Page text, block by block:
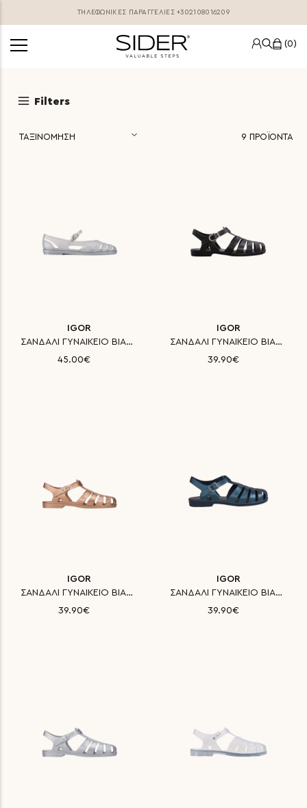
ΤΗΛΕΦΩΝΙΚΕΣ ΠΑΡΑΓΓΕΛΊΕΣ+302108016209
0
Filters
9 ΠΡΟΪΟΝΤΑ
IGOR
ΣΑΝΔΑΛΙ ΓΥΝΑΙΚΕΙΟ BIARRITZ IG
45.00€
IGOR
ΣΑΝΔΑΛΙ ΓΥΝΑΙΚΕΙΟ BIARRITZ IG
39.90€
IGOR
ΣΑΝΔΑΛΙ ΓΥΝΑΙΚΕΙΟ BIARRITZ IG
39.90€
IGOR
ΣΑΝΔΑΛΙ ΓΥΝΑΙΚΕΙΟ BIARRITZ IG
39.90€